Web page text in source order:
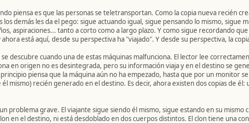
piensa es que las personas se teletransportan. Como la copia nueva recién
los demás les da el pego: sigue actuando igual, sigue pensando lo mismo, sigue
aspiraciones... tanto a corto como a largo plazo. Y como sigue recordando
está aquí, desde su perspectiva ha "viajado". Y desde su perspectiva, la
se descubre cuando una de estas máquinas malfunciona. El lector lee
en origen no es desintegrada, pero su información viaja y en el destino se
principio piensa que la máquina aún no ha empezado, hasta que por un monitor
él mismo) recién generado en el destino. Es decir, ahora existen dos copias de
problema grave. El viajante sigue siendo él mismo, sigue estando en su mismo
en el destino, ni está desdoblado en dos cuerpos distintos. El clon tiene una